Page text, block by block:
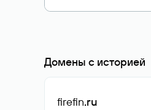
Домены с историей
firefin.ru